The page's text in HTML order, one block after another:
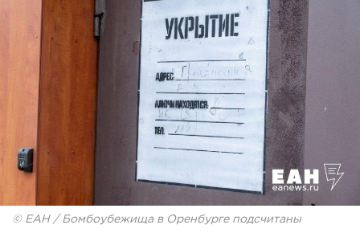
© ЕАН / Бомбоубежища в Оренбурге подсчитаны